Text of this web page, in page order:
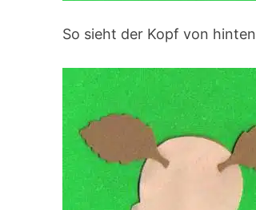
So sieht der Kopf von